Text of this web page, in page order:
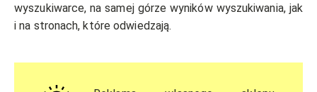
wyszukiwarce, na samej górze wyników wyszukiwania, jak
i na stronach, które odwiedzają.